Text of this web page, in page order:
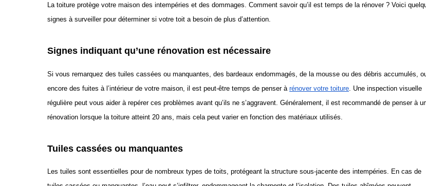
La toiture protège votre maison des intempéries et des dommages. Comment savoir qu’il est temps de la rénover ? Voici
signes à surveiller pour déterminer si votre toit a besoin de plus d’attention.
Signes indiquant qu’une rénovation est nécessaire
Si vous remarquez des tuiles cassées ou manquantes, des bardeaux endommagés, de la mousse ou des débris accumulés,
encore des fuites à l’intérieur de votre maison, il est peut-être temps de penser à rénover votre toiture . Une inspection visuelle
régulière peut vous aider à repérer ces problèmes avant qu’ils ne s’aggravent. Généralement, il est recommandé de penser à
rénovation lorsque la toiture atteint 20 ans, mais cela peut varier en fonction des matériaux utilisés.
Tuiles cassées ou manquantes
Les tuiles sont essentielles pour de nombreux types de toits, protégeant la structure sous-jacente des intempéries. En cas de